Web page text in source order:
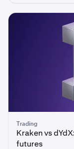
Trading
Kraken vs
futures